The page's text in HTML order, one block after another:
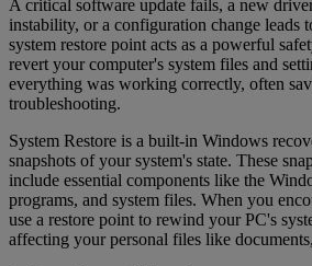
A critical software update fails, a new
instability, or a configuration change leads
system restore point acts as a powerful
revert your computer's system files and
everything was working correctly, often
troubleshooting.
System Restore is a built-in Windows
snapshots of your system's state. These
include essential components like the
programs, and system files. When you
use a restore point to rewind your PC's
affecting your personal files like